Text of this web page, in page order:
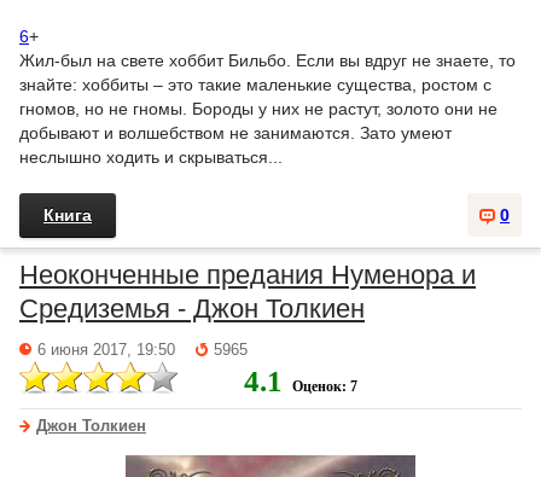
6+
Жил-был на свете хоббит Бильбо. Если вы вдруг не знаете, то
знайте: хоббиты – это такие маленькие существа, ростом с
гномов, но не гномы. Бороды у них не растут, золото они не
добывают и волшебством не занимаются. Зато умеют
неслышно ходить и скрываться...
0
Книга
Неоконченные предания Нуменора и
Средиземья - Джон Толкиен
6 июня 2017, 19:50 5965
4.1 Оценок: 7
Джон Толкиен